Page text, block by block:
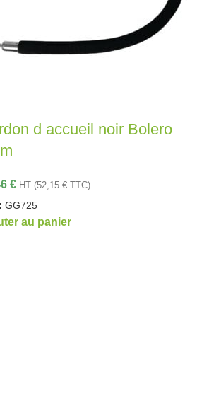
d accueil noir Bolero
€ HT (52,15 € TTC)
GG725
au panier